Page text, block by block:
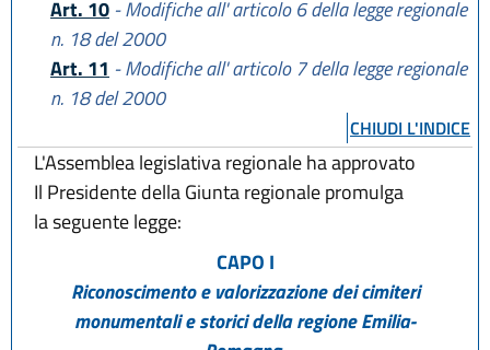
Art. 10 - Modifiche all' articolo 6 della legge regionale
n. 18 del 2000
Art. 11 - Modifiche all' articolo 7 della legge regionale
n. 18 del 2000
CHIUDI L'INDICE
L'Assemblea legislativa regionale ha approvato
Il Presidente della Giunta regionale promulga
la seguente legge:
CAPO I
Riconoscimento e valorizzazione dei cimiteri
monumentali e storici della regione Emilia-